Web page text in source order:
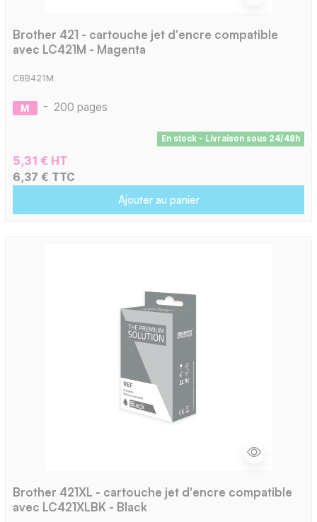
Brother 421 - cartouche jet d'encre compatible
avec LC421M - Magenta
C8B421M
- 200 pages
En stock - Livraison sous 24/48h
5,31 € HT
6,37 € TTC
Ajouter au panier
Brother 421XL - cartouche jet d'encre compatible
avec LC421XLBK - Black